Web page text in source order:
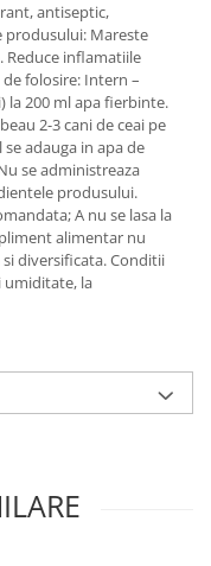
antiseptic,
produsului: Mareste
Reduce inflamatiile
folosire: Intern –
la 200 ml apa fierbinte.
2-3 cani de ceai pe
adauga in apa de
se administreaza
produsului.
A nu se lasa la
alimentar nu
diversificata. Conditii
umiditate, la